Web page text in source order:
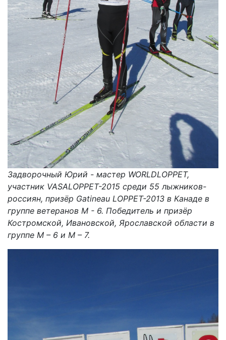
Задворочный Юрий - мастер WORLDLOPPET,
участник VASALOPPET-2015 среди 55 лыжников-
россиян, призёр Gatineau LOPPET-2013 в Канаде в
группе ветеранов М - 6. Победитель и призёр
Костромской, Ивановской, Ярославской области в
группе М – 6 и М – 7.